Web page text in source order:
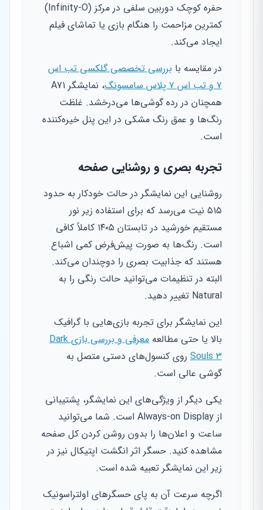
حفره کوچک دوربین سلفی در مرکز (Infinity-O)
کمترین مزاحمت را هنگام بازی یا تماشای فیلم
ایجاد می‌کند.
در مقایسه با بررسی تخصصی گلکسی تب اس
۷ و تب اس ۷ پلاس سامسونگ
، نمایشگر A71
همچنان در رده گوشی‌ها می‌درخشد. غلظت
رنگ‌ها و عمق رنگ مشکی در این پنل خیره‌کننده
است.
تجربه بصری و روشنایی صفحه
روشنایی این نمایشگر در حالت خودکار به حدود
۵۱۵ نیت می‌رسد که برای استفاده زیر نور
مستقیم خورشید در تابستان ۱۴۰۵ کاملاً کافی
است. رنگ‌ها به صورت پیش‌فرض کمی اشباع
هستند که جذابیت بصری را دوچندان می‌کند.
البته در تنظیمات می‌توانید حالت رنگی را به
Natural تغییر دهید.
این نمایشگر برای تجربه بازی‌هایی با گرافیک
بالا یا حتی مطالعه
معرفی و بررسی بازی Dark
Souls 3 روی کنسول‌های دستی متصل به
گوشی عالی است.
یکی دیگر از ویژگی‌های این نمایشگر، پشتیبانی
از Always-on Display است. شما می‌توانید
ساعت و اعلان‌ها را بدون روشن کردن کل صفحه
مشاهده کنید. حسگر اثر انگشت اپتیکال نیز در
زیر این نمایشگر تعبیه شده است.
اگرچه سرعت آن به پای حسگرهای اولتراسونیک